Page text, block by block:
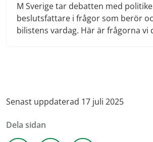
M Sverige tar debatten med
beslutsfattare i frågor som berör
bilistens vardag. Här är frågorna vi
Senast uppdaterad 17 juli 2025
Dela sidan